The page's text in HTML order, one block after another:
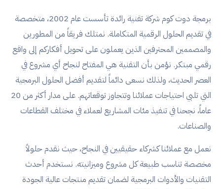
برمجة دوت كوم شركة تقنية رائدة تأسست عام 2002، متخصصة
في تقديم الحلول الرقمية المتكاملة. نمتلك فريقاً من المطورين
والمصممين المحترفين الذين يعملون على تحويل أفكاركم إلى واقع
رقمي مبتكر. نؤمن بأن التقنية هي المفتاح لنجاح أي مشروع في
العصر الحديث، ولذلك نسعى دائماً لتقديم أفضل الحلول البرمجية
التي تلبي احتياجات عملائنا وتتجاوز توقعاتهم. على مدار أكثر من 20
عاماً، نجحنا في تنفيذ مئات المشاريع لعملاء في مختلف القطاعات
والصناعات.
نعمل مع عملائنا كشركاء حقيقيين في النجاح، حيث نقدم حلولاً
مخصصة تناسب طبيعة كل مشروع وميزانيته. نستخدم أحدث
التقنيات والأدوات البرمجية لضمان تقديم منتجات عالية الجودة